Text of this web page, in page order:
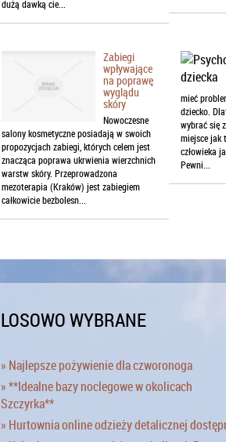
dużą dawką cie...
Zabiegi
wpływające
na poprawę
wyglądu
skóry
Nowoczesne
salony kosmetyczne posiadają w swoich
propozycjach zabiegi, których celem jest
znacząca poprawa ukrwienia wierzchnich
warstw skóry. Przeprowadzona
mezoterapia (Kraków) jest zabiegiem
całkowicie bezbolesn...
mieć
dziecko.
wybrać się
miejsce
człowieka
Pewni...
LOSOWO WYBRANE
» Najlepsze pożywienie dla czworonoga
» **Idealne bazy noclegowe w okolicach
Szczyrka**
» Hurtownia online odzieży detalicznej